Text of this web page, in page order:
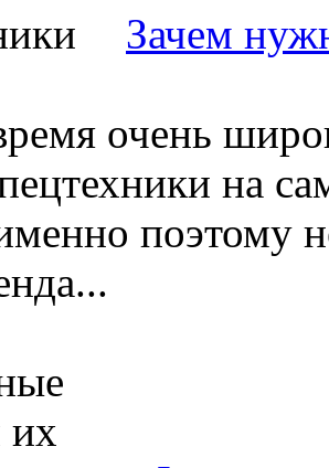
Зачем
очень
на
поэтому